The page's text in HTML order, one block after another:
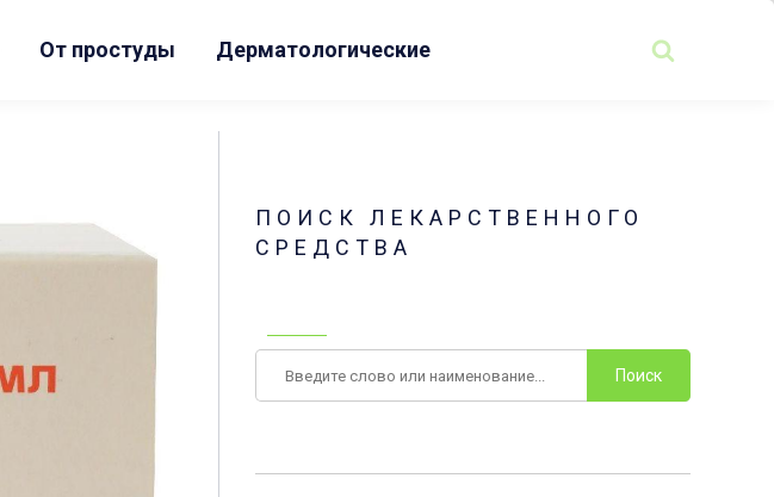
От простуды Дерматологические
ПОИСК ЛЕКАРСТВЕННОГО
СРЕДСТВА